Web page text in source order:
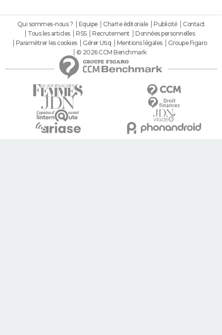
Qui sommes-nous ? Equipe Charte éditoriale Publicité
Contact
Tous les articles
RSS Recrutement
Données personnelles
Paramétrer les cookies
Gérer Utiq Mentions légales
Groupe Figaro
© 2026 CCM Benchmark